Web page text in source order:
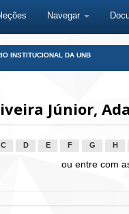
Navegar
INSTITUCIONAL DA UNB
Júnior,
C D E F G H
ou entre com